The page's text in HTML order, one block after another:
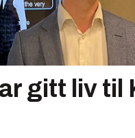
gitt liv til